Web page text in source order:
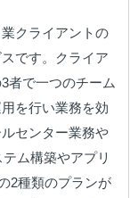
クライアントの
です。クライア
者で一つのチーム
を行い業務を効
センター業務や
ム構築やアプリ
2種類のプランが